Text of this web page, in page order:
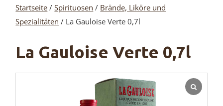
Startseite /Spirituosen / Brände, Liköre und
Spezialitäten / La Gauloise Verte 0,7l
La Gauloise Verte 0,7l